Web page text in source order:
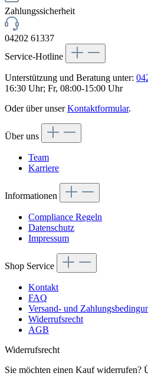
Zahlungssicherheit
04202 61337
Service-Hotline
Unterstützung und Beratung unter:
16:30 Uhr; Fr, 08:00-15:00 Uhr
Oder über unserKontaktformular.
Über uns
Team
Karriere
Informationen
Compliance Regeln
Datenschutz
Impressum
Shop Service
Kontakt
FAQ
Versand- und
Widerrufsrecht
AGB
Widerrufsrecht
Sie möchten einen Kauf widerrufen?